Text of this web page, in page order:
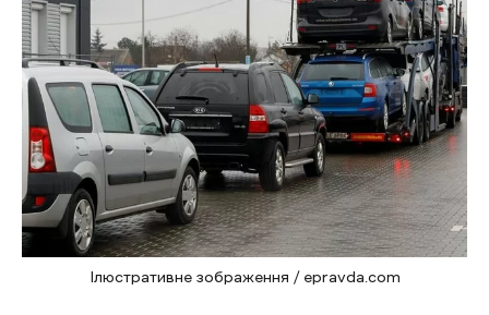
Ілюстративне зображення / epravda.com